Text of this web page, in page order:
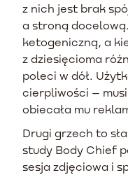
z nich jest brak
a stroną
ketogeniczną, a
z dziesięcioma
poleci w dół.
cierpliwości –
obiecała mu
Drugi grzech to
study Body Chief
sesja zdjęciowa i